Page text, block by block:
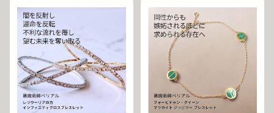
トーン10金 さくら チェリー 魔術
強力 悪魔術 黒魔術 おまじない
呪 本物 魔術師 金運 財運 収入
アップ 臨時収入 略奪 ライバル
縁結び お守り 開運
倫 ライバル 三角関係 ペンダン
ト 強力 排除 略奪愛 成就